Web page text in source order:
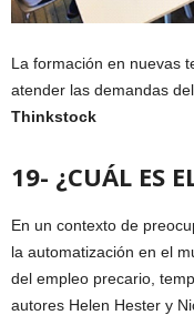
La formación en nuevas
atender las demandas
Thinkstock
19- ¿CUÁL ES
En un contexto de
la automatización en el
del empleo precario,
autores Helen Hester y